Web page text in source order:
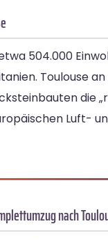
504.000
Toulouse
die
Luft-
nach